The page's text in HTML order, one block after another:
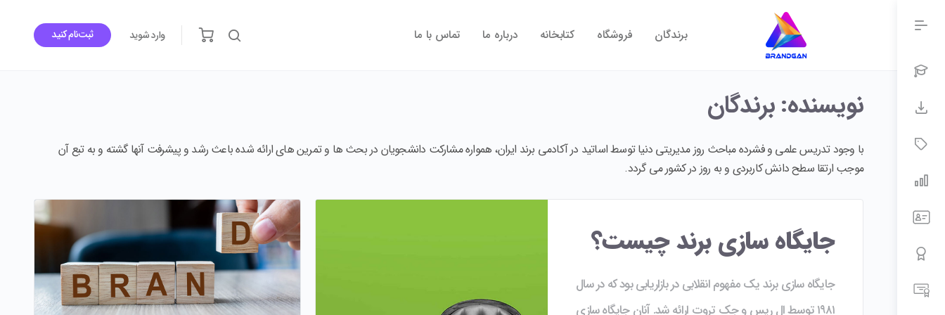
برندگان فروشگاه کتابخانه درباره ما تماس با ما وارد شوید ثبت‌نام کنید
نویسنده:برندگان
با وجود تدریس علمی و فشرده مباحث روز مدیریتی دنیا توسط اساتید در آکادمی برند ایران، همواره مشارکت دانشجویان در بحث ها و تمرین های ارائه شده باعث رشد و پیشرفت آنها گشته و به تبع آن
موجب ارتقا سطح دانش کاربردی و به روز در کشور می گردد.
جایگاه سازی برند چیست؟
جایگاه سازی برند یک مفهوم انقلابی در بازاریابی بود که در سال
۱۹۸۱ توسط ال ریس و جک تروت ارائه شد. آنان جایگاه سازی